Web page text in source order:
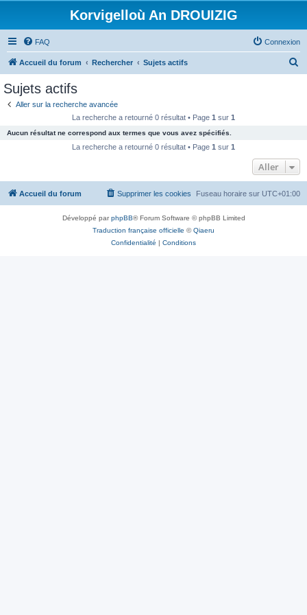
Korvigelloù An DROUIZIG
FAQ Connexion
Accueil du forum Rechercher Sujets actifs
c
e
Sujets actifs
Aller sur la recherche avancée
La recherche a retourné 0 résultat • Page 1 sur 1
Aucun résultat ne correspond aux termes que vous avez spécifiés.
La recherche a retourné 0 résultat • Page 1 sur 1
Aller
Accueil du forum Fuseau horaire sur UTC+01:00
Supprimer les cookies
Développé parphpBB® Forum Software © phpBB Limited
Traduction française officielle ©Qiaeru
Confidentialité | Conditions